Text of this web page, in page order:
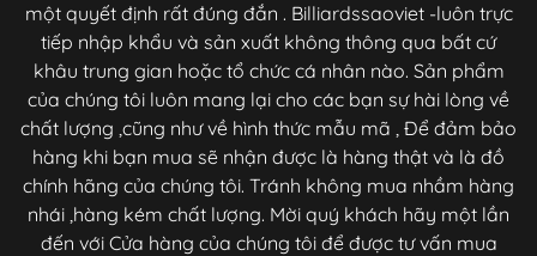
một quyết định rất đúng đắn . Billiardssaoviet -luôn trực
tiếp nhập khẩu và sản xuất không thông qua bất cứ
khâu trung gian hoặc tổ chức cá nhân nào. Sản phẩm
của chúng tôi luôn mang lại cho các bạn sự hài lòng về
chất lượng ,cũng như về hình thức mẫu mã , Để đảm bảo
hàng khi bạn mua sẽ nhận được là hàng thật và là đồ
chính hãng của chúng tôi. Tránh không mua nhầm hàng
nhái ,hàng kém chất lượng. Mời quý khách hãy một lần
đến với Cửa hàng của chúng tôi để được tư vấn mua